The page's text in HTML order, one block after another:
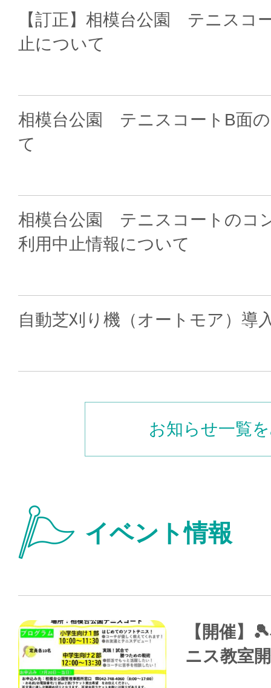
【訂正】相模台公園 テニスコ
止について
相模台公園 テニスコートB面
て
相模台公園 テニスコートのコ
利用中止情報について
自動芝刈り機（オートモア）導
お知らせ一覧
イベント情報
【開催】
ニス教室